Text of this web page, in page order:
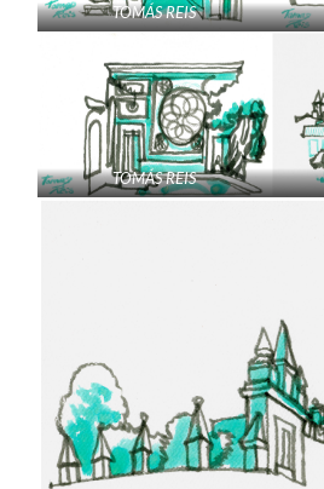
TOMÁS REIS
TOMÁS REIS